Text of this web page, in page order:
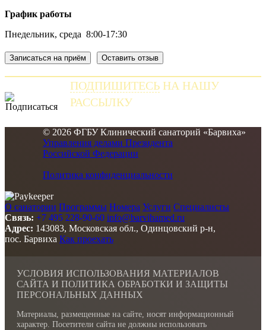
График работы
Пнедельник, среда 8:00-17:30
Записаться на приём Оставить отзыв
ПОДПИШИТЕСЬ НА НАШУ
РАССЫЛКУ
© 2026 ФГБУ Клинический санаторий «Барвиха»
Управления делами Президента
Российской Федерации
Политика конфиденциальности
О санатории Программы Номера Услуги Специалисты
Связь: +7 495 228-90-60 info@barvihamed.ru
Адрес: 143083, Московская обл., Одинцовский р-н,
пос. Барвиха Как проехать
УСЛОВИЯ ИСПОЛЬЗОВАНИЯ МАТЕРИАЛОВ
САЙТА И ПОЛИТИКА ОБРАБОТКИ И ЗАЩИТЫ
ПЕРСОНАЛЬНЫХ ДАННЫХ
Материалы, размещенные на сайте, носят информационный
характер. Посетители сайта не должны использовать